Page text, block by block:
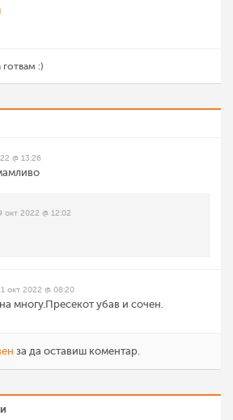
:)
@ 13:26
окт 2022 @ 12:02
окт 2022 @ 08:20
многу.Пресекот убав и сочен.
за да оставиш коментар.